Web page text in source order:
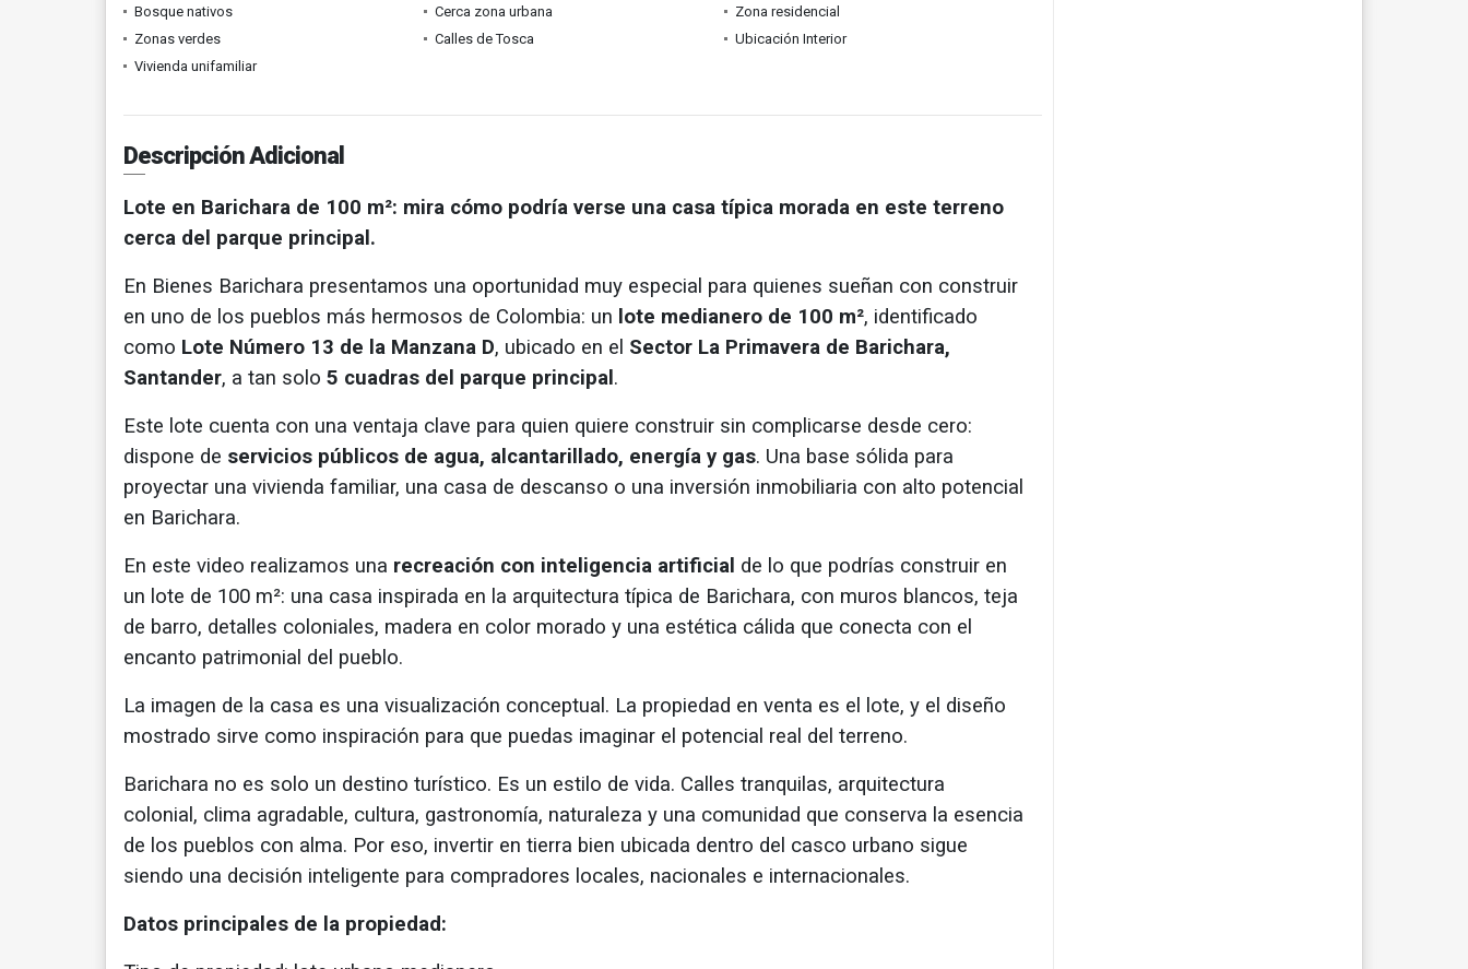
Bosque nativos Cerca zona urbana
Zona residencial
Zonas verdes
Calles de Tosca
Ubicación Interior
Vivienda unifamiliar
Descripción Adicional
Lote en Barichara de 100 m²: mira cómo podría verse una casa típica morada en este terreno
cerca del parque principal.
En Bienes Barichara presentamos una oportunidad muy especial para quienes sueñan con construir
en uno de los pueblos más hermosos de Colombia: un lote medianero de 100 m², identificado
como Lote Número 13 de la Manzana D, ubicado en el Sector La Primavera de Barichara,
Santander, a tan solo 5 cuadras del parque principal .
Este lote cuenta con una ventaja clave para quien quiere construir sin complicarse desde cero:
dispone de servicios públicos de agua, alcantarillado, energía y gas. Una base sólida para
proyectar una vivienda familiar, una casa de descanso o una inversión inmobiliaria con alto potencial
en Barichara.
En este video realizamos una recreación con inteligencia artificial de lo que podrías construir en
un lote de 100 m²: una casa inspirada en la arquitectura típica de Barichara, con muros blancos, teja
de barro, detalles coloniales, madera en color morado y una estética cálida que conecta con el
encanto patrimonial del pueblo.
La imagen de la casa es una visualización conceptual. La propiedad en venta es el lote, y el diseño
mostrado sirve como inspiración para que puedas imaginar el potencial real del terreno.
Barichara no es solo un destino turístico. Es un estilo de vida. Calles tranquilas, arquitectura
colonial, clima agradable, cultura, gastronomía, naturaleza y una comunidad que conserva la esencia
de los pueblos con alma. Por eso, invertir en tierra bien ubicada dentro del casco urbano sigue
siendo una decisión inteligente para compradores locales, nacionales e internacionales.
Datos principales de la propiedad: